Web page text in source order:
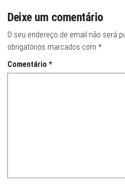
Deixe um comentário
O seu endereço de email não será
obrigatórios marcados com *
Comentário *